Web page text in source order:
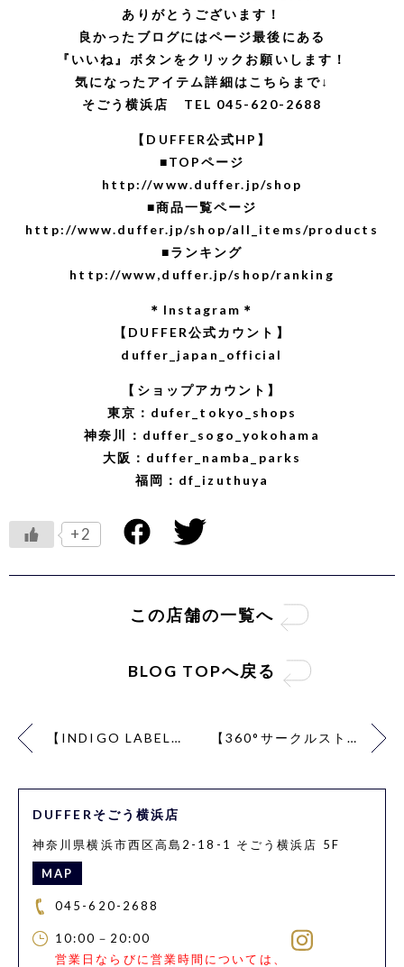
ありがとうございます！
良かったブログにはページ最後にある
『いいね』ボタンをクリックお願いします！
気になったアイテム詳細はこちらまで↓
そごう横浜店 TEL 045-620-2688
【DUFFER公式HP】
■TOPページ
http://www.duffer.jp/shop
■商品一覧ページ
http://www.duffer.jp/shop/all_items/products
■ランキング
http://www,duffer.jp/shop/ranking
＊Instagram＊
【DUFFER公式カウント】
duffer_japan_official
【ショップアカウント】
東京：dufer_tokyo_shops
神奈川：duffer_sogo_yokohama
大阪：duffer_namba_parks
福岡：df_izuthuya
+2
この店舗の一覧へ
BLOG TOPへ戻る
【INDIGO LABEL】PART2 【360°サークルストレッチ×ガムストレッチ】
DUFFERそごう横浜店
神奈川県横浜市西区高島2-18-1 そごう横浜店 5F
MAP
045-620-2688
10:00－20:00
営業日ならびに営業時間については、